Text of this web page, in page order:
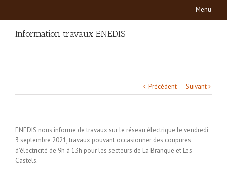
Menu ≡
Information travaux ENEDIS
Précédent Suivant
ENEDIS nous informe de travaux sur le réseau électrique le vendredi
3 septembre 2021, travaux pouvant occasionner des coupures
d’électricité de 9h à 13h pour les secteurs de La Branque et Les
Castels.